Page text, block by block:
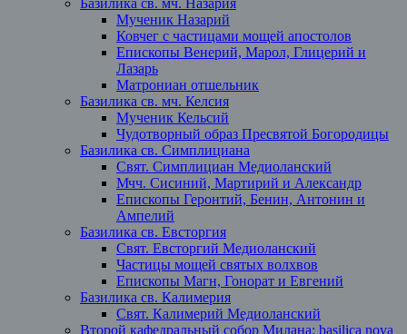
Мученик Назарий
Ковчег с частицами мощей апостолов
Епископы Венерий, Марол, Глицерий и
Лазарь
Матрониан отшельник
Базилика св. мч. Келсия
Мученик Кельсий
Чудотворный образ Пресвятой Богородицы
Базилика св. Симплициана
Свят. Симплициан Медиоланский
Мчч. Сисиний, Мартирий и Александр
Епископы Геронтий, Бенин, Антонин и
Ампелий
Базилика св. Евсторгия
Свят. Евсторгий Медиоланский
Частицы мощей святых волхвов
Епископы Магн, Гонорат и Евгений
Базилика св. Калимерия
Свят. Калимерий Медиоланский
Второй кафедральный собор Милана: basilica nova